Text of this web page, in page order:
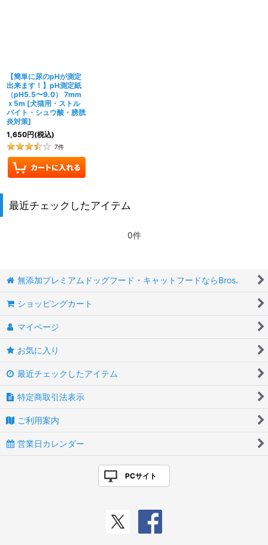
【簡単に尿のpHが測定
出来ます！】pH測定紙
（pH5.5〜9.0） 7mm
ｘ5m [犬猫用・ストル
バイト・シュウ酸・膀胱
炎対策]
1,650円(税込)
7件
最近チェックしたアイテム
0件
無添加プレミアムドッグフード・キャットフードならBros.
ショッピングカート
マイページ
お気に入り
最近チェックしたアイテム
特定商取引法表示
ご利用案内
営業日カレンダー
PCサイト